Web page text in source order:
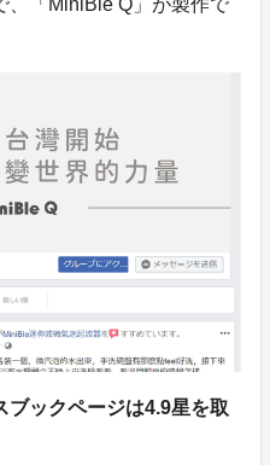
ブックページは4.9星を取